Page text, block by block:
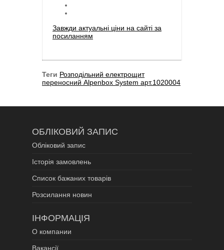
Завжди актуальні ціни на сайті за
посиланням
Теги Розподільний електрощит
переносний Alpenbox System арт.1020004
ОБЛІКОВИЙ ЗАПИС
Обліковий запис
Історія замовлень
Список бажаних товарів
Розсилання новин
ІНФОРМАЦІЯ
О компании
Вакансії